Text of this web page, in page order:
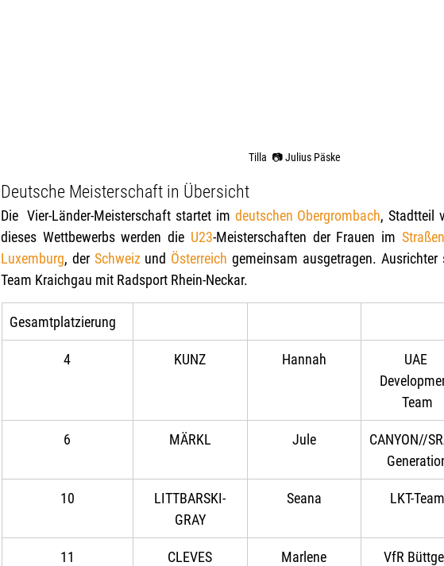
Tilla  📷 Julius Päske
Deutsche Meisterschaft in Übersicht
Die  Vier-Länder-Meisterschaft startet im deutschen Obergrombach, Stadtteil
dieses Wettbewerbs werden die U23-Meisterschaften der Frauen im
Luxemburg, der Schweiz und Österreich gemeinsam ausgetragen. Ausrichter
Team Kraichgau mit Radsport Rhein-Neckar.
Gesamtplatzierung
4 KUNZ Hannah
UAE
Team
6 MÄRKL Jule
CANYON//
10
LITTBARSKI-
GRAY
Seana LKT-Team
11 CLEVES Marlene VfR